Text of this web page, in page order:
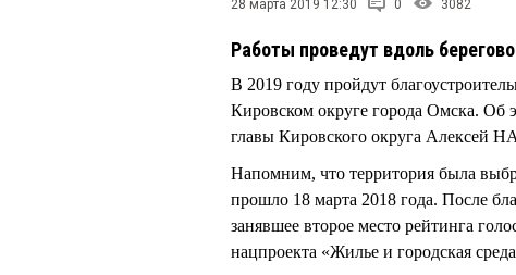
28 марта 2019 12:30 0 3082
Работы проведут вдоль
В 2019 году пройдут
Кировском округе города Омска. Об
главы Кировского округа Алексей
Напомним, что территория была
прошло 18 марта 2018 года. После
занявшее второе место рейтинга
нацпроекта «Жилье и городская